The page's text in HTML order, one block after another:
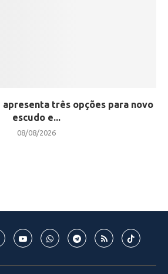
três opções para novo
escudo e...
08/08/2026